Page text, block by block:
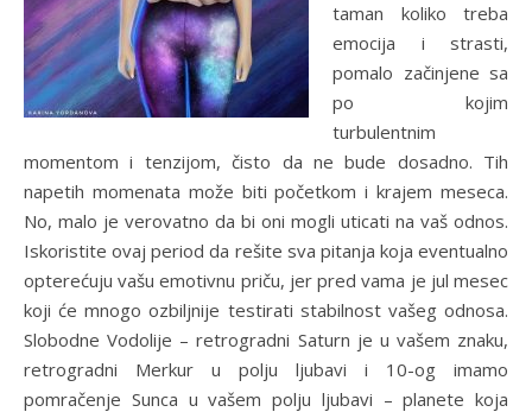
taman koliko treba
emocija i strasti,
pomalo začinjene sa
po kojim
turbulentnim
momentom i tenzijom, čisto da ne bude dosadno. Tih
napetih momenata može biti početkom i krajem meseca.
No, malo je verovatno da bi oni mogli uticati na vaš odnos.
Iskoristite ovaj period da rešite sva pitanja koja eventualno
opterećuju vašu emotivnu priču, jer pred vama je jul mesec
koji će mnogo ozbiljnije testirati stabilnost vašeg odnosa.
Slobodne Vodolije – retrogradni Saturn je u vašem znaku,
retrogradni Merkur u polju ljubavi i 10-og imamo
pomračenje Sunca u vašem polju ljubavi – planete koja